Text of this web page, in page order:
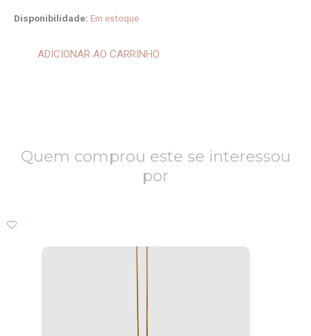
Disponibilidade: Em estoque
Escapulário
CoraçãoADICIONAR AO CARRINHO
Quem comprou este se interessou
por